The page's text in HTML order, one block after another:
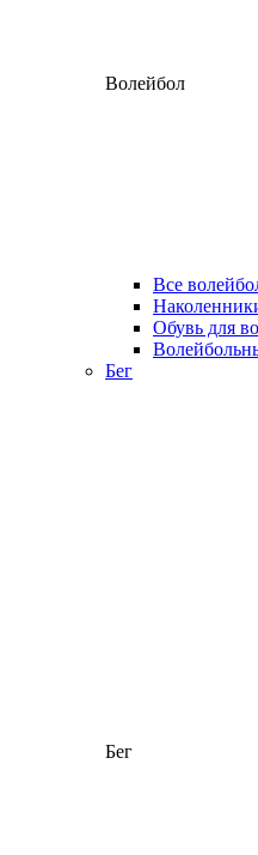
Волейбол
Все
Обувь для
Бег
Бег